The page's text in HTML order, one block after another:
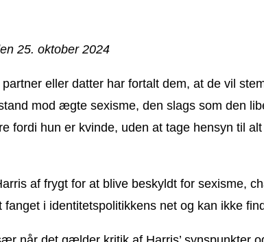
25. oktober 2024
eller datter har fortalt dem, at de vil
mod ægte sexisme, den slags som den
fordi hun er kvinde, uden at tage hensyn til
af frygt for at blive beskyldt for sexisme,
i identitetspolitikkens net og kan ikke